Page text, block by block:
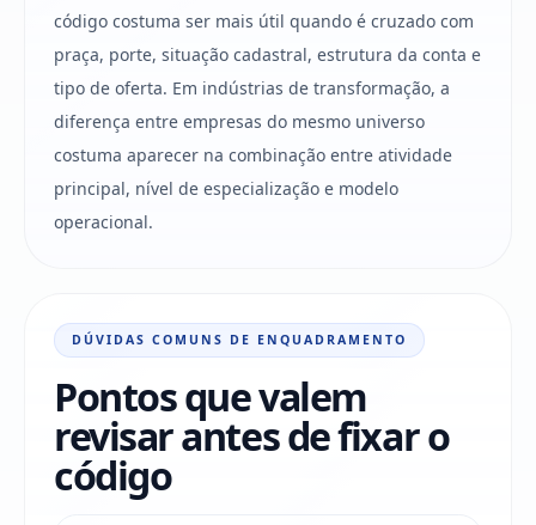
código costuma ser mais útil quando é cruzado com
praça, porte, situação cadastral, estrutura da conta e
tipo de oferta. Em indústrias de transformação, a
diferença entre empresas do mesmo universo
costuma aparecer na combinação entre atividade
principal, nível de especialização e modelo
operacional.
DÚVIDAS COMUNS DE ENQUADRAMENTO
Pontos que valem
revisar antes de fixar o
código